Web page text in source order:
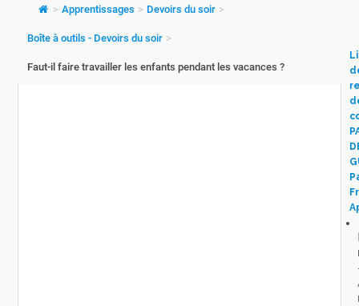
> Apprentissages > Devoirs du soir >
Boîte à outils - Devoirs du soir >
Faut-il faire travailler les enfants pendant les vacances ?